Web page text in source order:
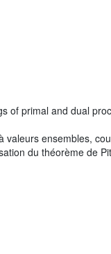
of primal and dual
valeurs ensembles,
du théorème de